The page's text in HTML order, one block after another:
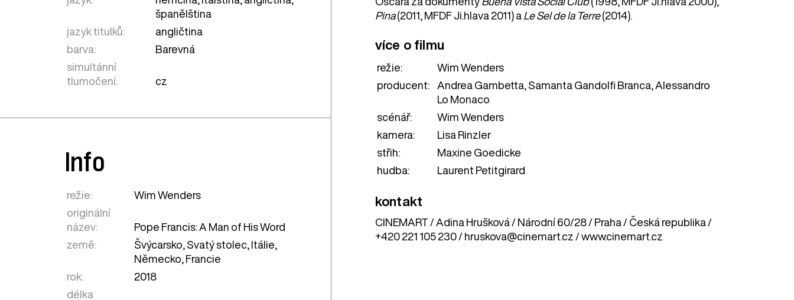
Pina(2011, MFDF Ji.hlava 2011) a Le Sel de la Terre(2014).
více o filmu
režie:
Wim Wenders
producent:
Andrea Gambetta, Samanta Gandolfi Branca, Alessandro
Lo Monaco
scénář:
Wim Wenders
kamera:
Lisa Rinzler
střih:
Maxine Goedicke
hudba:
Laurent Petitgirard
kontakt
CINEMART / Adina Hrušková / Národní 60/28 / Praha / Česká republika /
+420 221 105 230 / hruskova@cinemart.cz / www.cinemart.cz
španělština
jazyk titulků:
angličtina
barva:
Barevná
simultánní
tlumočení:
cz
Info
režie:
Wim Wenders
originální
název:
Pope Francis: A Man of His Word
země:
Švýcarsko Svatý stolec Itálie
Německo Francie
rok:
2018
délka